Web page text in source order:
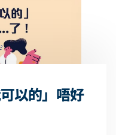
以的」唔好